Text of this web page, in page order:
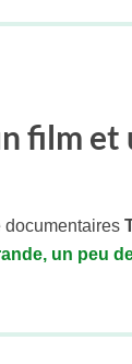
film et
documentaires
, un peu